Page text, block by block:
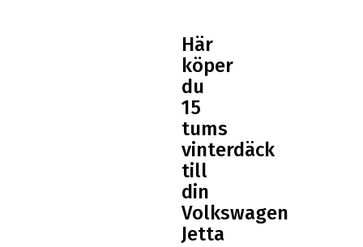
Här
köper
du
15
tums
vinterdäck
till
din
Volkswagen
Jetta